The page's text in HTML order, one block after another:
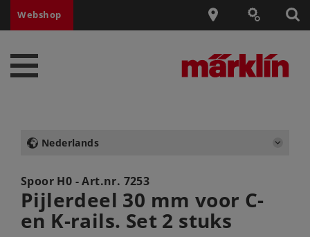
Webshop
Nederlands
Spoor H0 - Art.nr. 7253
Pijlerdeel 30 mm voor C-
en K-rails. Set 2 stuks